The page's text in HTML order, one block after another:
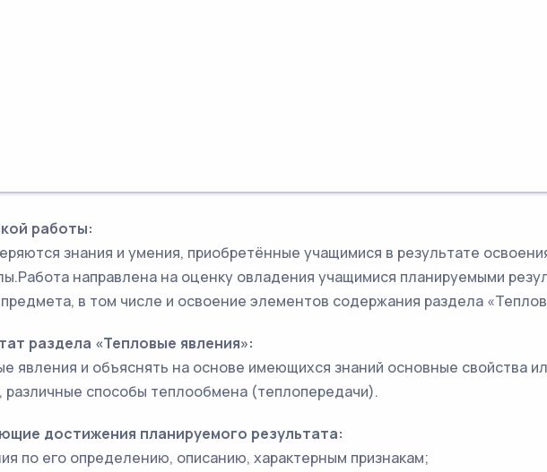
работы:
знания и умения, приобретённые учащимися в результате
направлена на оценку овладения учащимися планируемыми
в том числе и освоение элементов содержания раздела
раздела «Тепловые явления»:
явления и объяснять на основе имеющихся знаний основные свойства
различные способы теплообмена (теплопередачи).
достижения планируемого результата:
по его определению, описанию, характерным признакам;